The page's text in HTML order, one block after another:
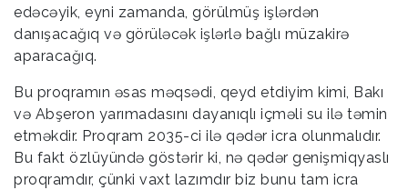
edəcəyik, eyni zamanda, görülmüş işlərdən
danışacağıq və görüləcək işlərlə bağlı müzakirə
aparacağıq.
Bu proqramın əsas məqsədi, qeyd etdiyim kimi, Bakı
və Abşeron yarımadasını dayanıqlı içməli su ilə təmin
etməkdir. Proqram 2035-ci ilə qədər icra olunmalıdır.
Bu fakt özlüyündə göstərir ki, nə qədər genişmiqyaslı
proqramdır, çünki vaxt lazımdır biz bunu tam icra